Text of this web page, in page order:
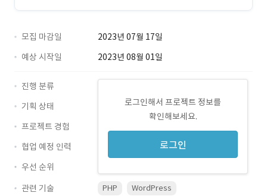
모집 마감일
2023년 07월 17일
예상 시작일
2023년 08월 01일
로그인해서 프로젝트 정보를
확인해보세요.
로그인
진행 분류
기획 상태
프로젝트 경험
협업 예정 인력
우선 순위
관련 기술
PHP WordPress